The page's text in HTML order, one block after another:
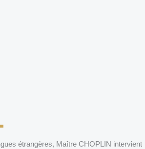
étrangères, Maître CHOPLIN intervient